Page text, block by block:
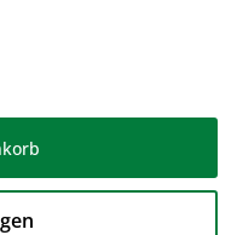
gewünschten